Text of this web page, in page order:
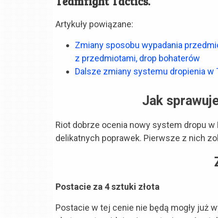
Artykuły powiązane:
Zmiany sposobu wypadania
z przedmiotami, drop bohaterów
Dalsze zmiany systemu dropienia w
Jak
Riot dobrze ocenia nowy system dropu
delikatnych poprawek. Pierwsze z nich
Postacie za 4 sztuki złota
Postacie w tej cenie nie będą mogły już